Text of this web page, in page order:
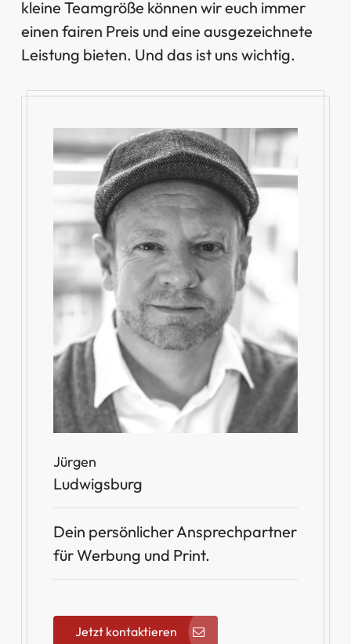
kleine Teamgröße können wir euch immer
einen fairen Preis und eine ausgezeichnete
Leistung bieten. Und das ist uns wichtig.
Jürgen
Ludwigsburg
Dein persönlicher Ansprechpartner
für Werbung und Print.
Jetzt kontaktieren